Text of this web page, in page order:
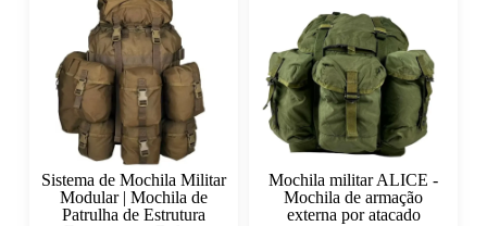
Sistema de Mochila Militar
Modular | Mochila de
Patrulha de Estrutura
Mochila militar ALICE -
Mochila de armação
externa por atacado